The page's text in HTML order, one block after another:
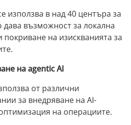
използва в над 40 центъра за
дава възможност за локална
на изискванията за
на agentic AI
от различни
за внедряване на AI-
на операциите.